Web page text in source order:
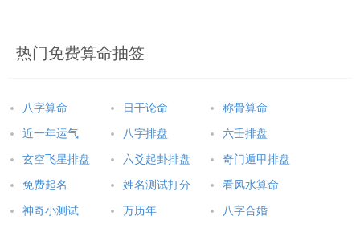
17-19 己酉时 冲兔 煞东 时冲己卯 勾陈 比肩
忌：赴任 出行 修造
19-21 庚戌时 冲龙 煞北 时冲庚辰 天兵 日刑 喜神 青龙
热门免费算命抽签
八字算命 日干论命 称骨算命
近一年运气 八字排盘 六壬排盘
玄空飞星排盘 六爻起卦排盘 奇门遁甲排盘
免费起名 姓名测试打分 看风水算命
神奇小测试 万历年 八字合婚